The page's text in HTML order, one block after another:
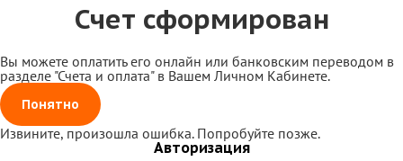
Счет сформирован
Вы можете оплатить его онлайн или банковским переводом в
разделе "Счета и оплата" в Вашем Личном Кабинете.
Понятно
Извините, произошла ошибка. Попробуйте позже.
Авторизация